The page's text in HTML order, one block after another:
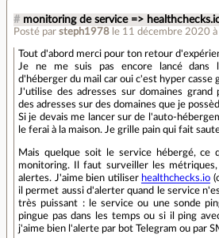
# monitoring de service =>
Posté par steph1978 le 11 décembre 2020
Tout d'abord merci pour ton retour
Je ne me suis pas encore lancé dans
d'héberger du mail car oui c'est hyper casse
J'utilise des adresses sur domaines grand
des adresses sur des domaines que je
Si je devais me lancer sur de l'auto-
le ferai à la maison. Je grille pain qui fait
Mais quelque soit le service hébergé, ce
monitoring. Il faut surveiller les
alertes. J'aime bien utiliser healthchecks.io
il permet aussi d'alerter quand le service
très puissant : le service ou une sonde
pingue pas dans les temps ou si il ping
j'aime bien l'alerte par bot Telegram ou par